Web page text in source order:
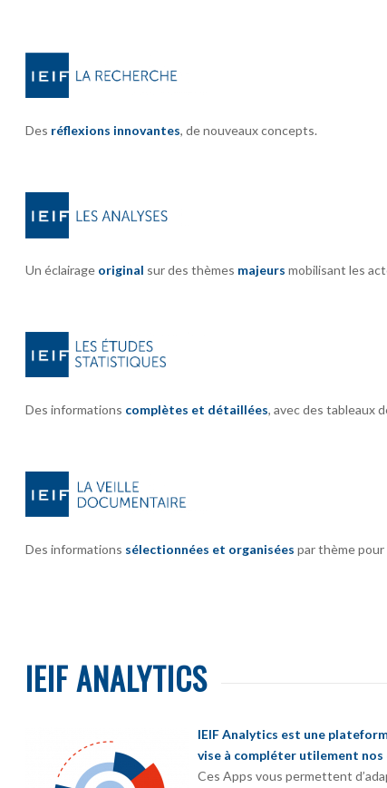
Des réflexions innovantes, de nouveaux concepts.
Un éclairage original sur des thèmes majeurs mobilisant les
Des informations complètes et détaillées, avec des tableaux
Des informations sélectionnées et organisées par thème pour
IEIF ANALYTICS
IEIF Analytics est une
vise à compléter utilement
Ces Apps vous permettent